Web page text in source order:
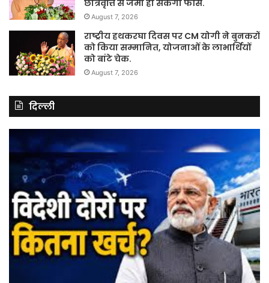
छात्रवृत्ति से जमा हो सकेगी फीस.
August 7, 2026
राष्ट्रीय हथकरघा दिवस पर CM योगी ने बुनकरों
को किया सम्मानित, योजनाओं के लाभार्थियों
को बांटे चेक.
August 7, 2026
दिल्ली